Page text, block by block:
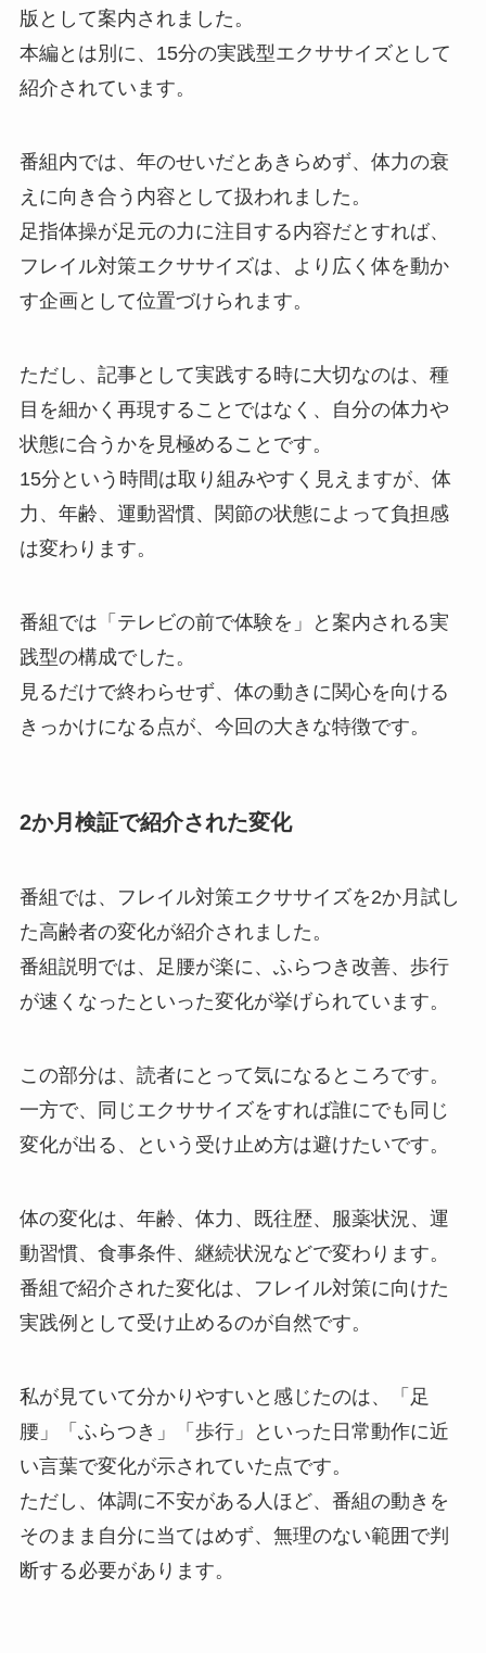
版として案内されました。
本編とは別に、15分の実践型エクササイズとして
紹介されています。
番組内では、年のせいだとあきらめず、体力の衰
えに向き合う内容として扱われました。
足指体操が足元の力に注目する内容だとすれば、
フレイル対策エクササイズは、より広く体を動か
す企画として位置づけられます。
ただし、記事として実践する時に大切なのは、種
目を細かく再現することではなく、自分の体力や
状態に合うかを見極めることです。
15分という時間は取り組みやすく見えますが、体
力、年齢、運動習慣、関節の状態によって負担感
は変わります。
番組では「テレビの前で体験を」と案内される実
践型の構成でした。
見るだけで終わらせず、体の動きに関心を向ける
きっかけになる点が、今回の大きな特徴です。
2か月検証で紹介された変化
番組では、フレイル対策エクササイズを2か月試し
た高齢者の変化が紹介されました。
番組説明では、足腰が楽に、ふらつき改善、歩行
が速くなったといった変化が挙げられています。
この部分は、読者にとって気になるところです。
一方で、同じエクササイズをすれば誰にでも同じ
変化が出る、という受け止め方は避けたいです。
体の変化は、年齢、体力、既往歴、服薬状況、運
動習慣、食事条件、継続状況などで変わります。
番組で紹介された変化は、フレイル対策に向けた
実践例として受け止めるのが自然です。
私が見ていて分かりやすいと感じたのは、「足
腰」「ふらつき」「歩行」といった日常動作に近
い言葉で変化が示されていた点です。
ただし、体調に不安がある人ほど、番組の動きを
そのまま自分に当てはめず、無理のない範囲で判
断する必要があります。